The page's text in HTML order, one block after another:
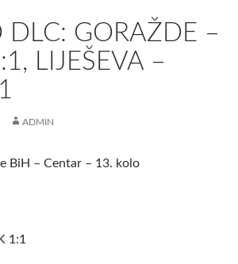
DLC: GORAŽDE –
LIJEŠEVA –
ADMIN
BiH – Centar – 13. kolo
1:1